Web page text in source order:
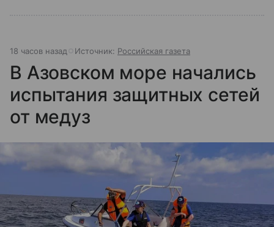
18 часов назад Источник: Российская газета
В Азовском море начались
испытания защитных сетей
от медуз